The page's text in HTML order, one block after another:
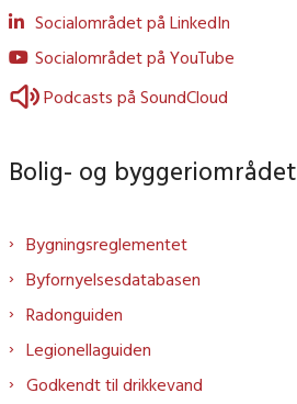
Socialområdet på LinkedIn
Socialområdet på YouTube
Podcasts på SoundCloud
Bolig- og byggeriområdet
Bygningsreglementet
Byfornyelsesdatabasen
Radonguiden
Legionellaguiden
Godkendt til drikkevand